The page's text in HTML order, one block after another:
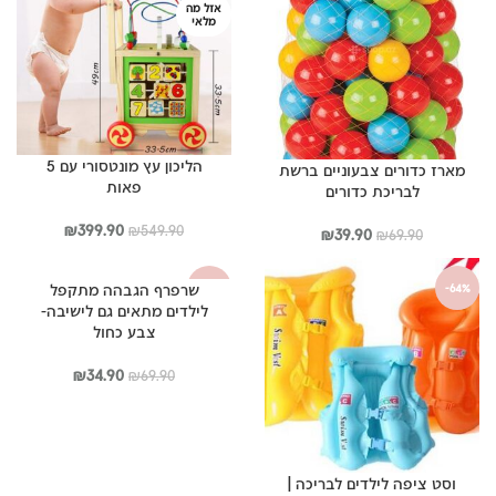
מארז כדורים צבעוניים ברשת
לבריכת כדורים
₪69.90
המחיר
היה:
₪69.90.
₪39.90
המחיר
הוא:
₪39.90.
אזל מה
מלאי
הליכון עץ מונטסורי עם 5
פאות
₪549.90
המחיר
₪549.90.
₪399.90
המחיר
₪399.90.
-64%
וסט ציפה לילדים לבריכה |
-50%שרפרף הגבהה מתקפל
לילדים מתאים גם לישיבה-
צבע כחול
₪69.90
המחיר₪34.90
המחיר